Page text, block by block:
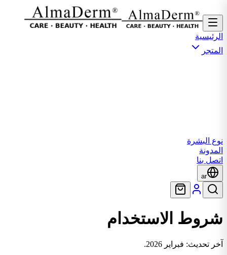
الرئيسية
المتجر
نوع البشرة
المدونة
اتصل بنا
ar
شروط الاستخدام
آخر تحديث: فبراير 2026.